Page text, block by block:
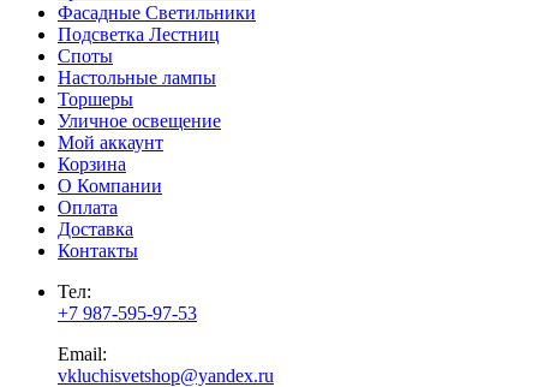
Фасадные Светильники
Подсветка Лестниц
Споты
Настольные лампы
Торшеры
Уличное освещение
Мой аккаунт
Корзина
О Компании
Оплата
Доставка
Контакты
Тел:
+7 987-595-97-53
Email:
vkluchisvetshop@yandex.ru